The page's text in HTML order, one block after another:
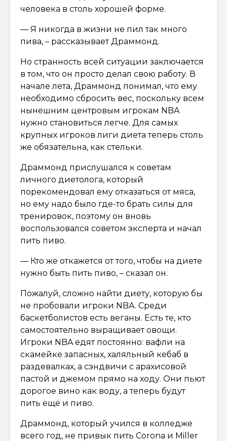
человека в столь хорошей форме.
— Я никогда в жизни не пил так много
пива, – рассказывает Драммонд.
Но странность всей ситуации заключается
в том, что он просто делал свою работу. В
начале лета, Драммонд понимал, что ему
необходимо сбросить вес, поскольку всем
нынешним центровым игрокам NBA
нужно становиться легче. Для самых
крупных игроков лиги диета теперь столь
же обязательна, как стельки.
Драммонд прислушался к советам
личного диетолога, который
порекомендовал ему отказаться от мяса,
но ему надо было где-то брать силы для
тренировок, поэтому он вновь
воспользовался советом эксперта и начал
пить пиво.
— Кто же откажется от того, чтобы на диете
нужно быть пить пиво, – сказал он.
Пожалуй, сложно найти диету, которую бы
не пробовали игроки NBA. Среди
баскетболистов есть веганы. Есть те, кто
самостоятельно выращивает овощи.
Игроки NBA едят постоянно: вафли на
скамейке запасных, халяльный кебаб в
раздевалках, а сэндвичи с арахисовой
пастой и джемом прямо на ходу. Они пьют
дорогое вино как воду, а теперь будут
пить ещё и пиво.
Драммонд, который учился в колледже
всего год, не привык пить Corona и Miller